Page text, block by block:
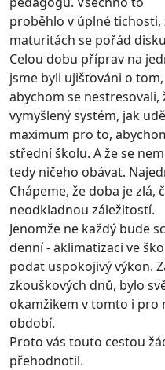
proběhlo v úplné
maturitách se pořád
Celou dobu příprav na
jsme byli ujišťováni o tom,
abychom se
vymyšlený systém, jak
maximum pro to,
střední školu. A že se
tedy ničeho obávat.
Chápeme, že doba je zlá,
neodkladnou záležitostí.
Jenomže ne každý bude
denní - aklimatizaci ve
podat uspokojivý výkon.
zkouškových dnů, bylo
okamžikem v tomto i pro
období.
Proto vás touto cestou
přehodnotil.